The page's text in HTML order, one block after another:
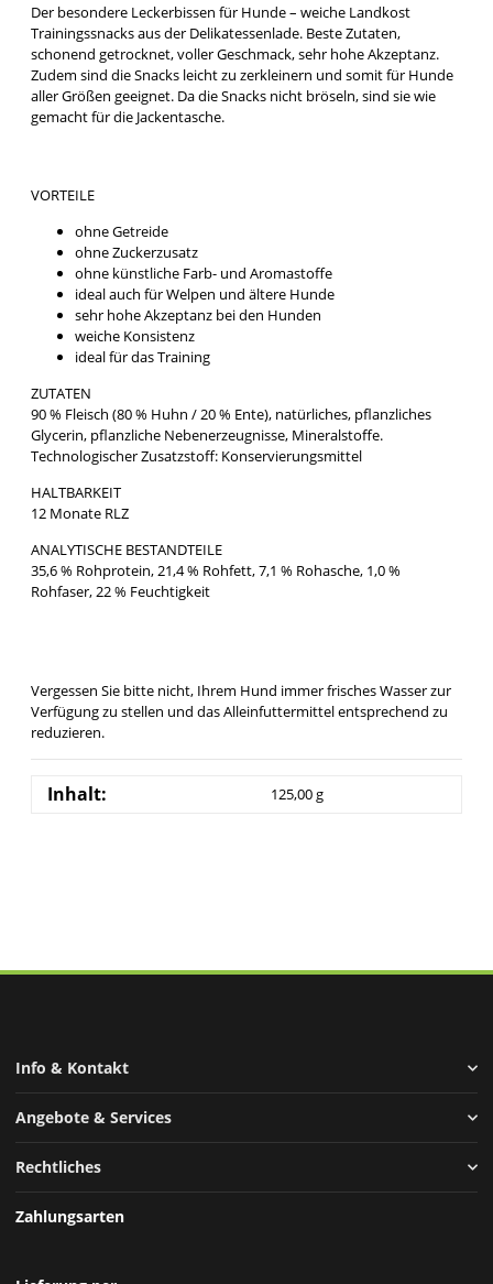
Der besondere Leckerbissen für Hunde – weiche Landkost
Trainingssnacks aus der Delikatessenlade. Beste Zutaten,
schonend getrocknet, voller Geschmack, sehr hohe Akzeptanz.
Zudem sind die Snacks leicht zu zerkleinern und somit für Hunde
aller Größen geeignet. Da die Snacks nicht bröseln, sind sie wie
gemacht für die Jackentasche.
VORTEILE
ohne Getreide
ohne Zuckerzusatz
ohne künstliche Farb- und Aromastoffe
ideal auch für Welpen und ältere Hunde
sehr hohe Akzeptanz bei den Hunden
weiche Konsistenz
ideal für das Training
ZUTATEN
90 % Fleisch (80 % Huhn / 20 % Ente), natürliches, pflanzliches
Glycerin, pflanzliche Nebenerzeugnisse, Mineralstoffe.
Technologischer Zusatzstoff: Konservierungsmittel
HALTBARKEIT
12 Monate RLZ
ANALYTISCHE BESTANDTEILE
35,6 % Rohprotein, 21,4 % Rohfett, 7,1 % Rohasche, 1,0 %
Rohfaser, 22 % Feuchtigkeit
Vergessen Sie bitte nicht, Ihrem Hund immer frisches Wasser zur
Verfügung zu stellen und das Alleinfuttermittel entsprechend zu
reduzieren.
Inhalt: 125,00 g
Info & Kontakt
Angebote & Services
Rechtliches
Zahlungsarten